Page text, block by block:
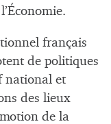
français
de politiques
national et
des lieux
de la